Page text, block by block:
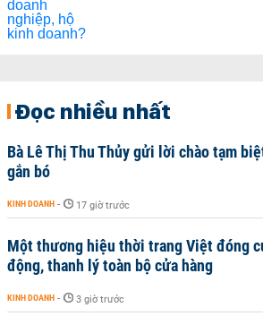
Đọc nhiều nhất
Bà Lê Thị Thu Thủy gửi lời chào tạm
gắn bó
KINH DOANH - 17 giờ trước
Một thương hiệu thời trang Việt đóng
động, thanh lý toàn bộ cửa hàng
KINH DOANH - 3 giờ trước